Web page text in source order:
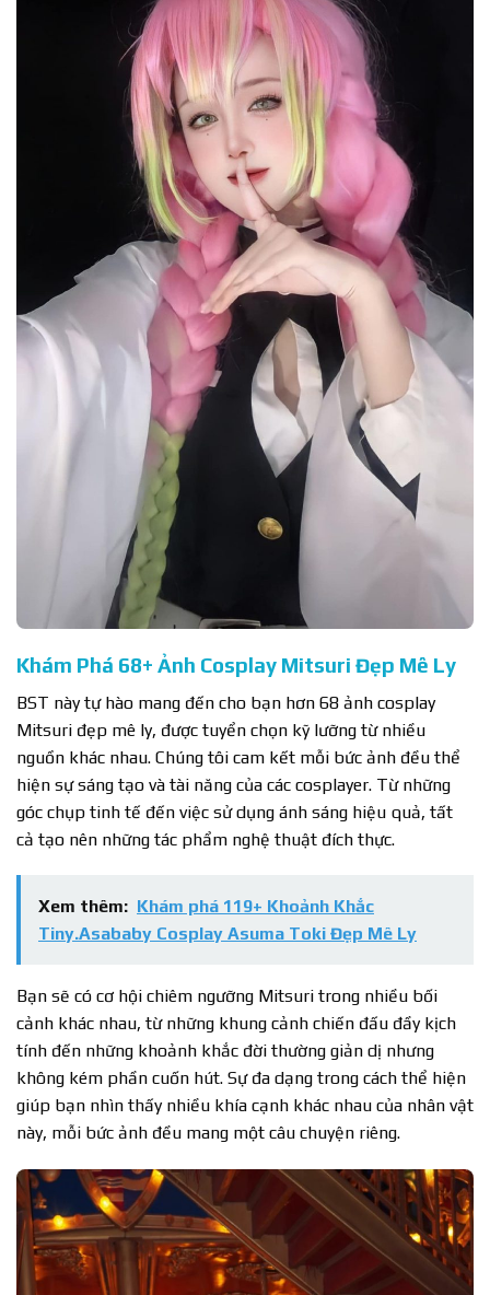
Khám Phá 68+ Ảnh Cosplay Mitsuri Đẹp Mê Ly
BST này tự hào mang đến cho bạn hơn 68 ảnh cosplay
Mitsuri đẹp mê ly, được tuyển chọn kỹ lưỡng từ nhiều
nguồn khác nhau. Chúng tôi cam kết mỗi bức ảnh đều thể
hiện sự sáng tạo và tài năng của các cosplayer. Từ những
góc chụp tinh tế đến việc sử dụng ánh sáng hiệu quả, tất
cả tạo nên những tác phẩm nghệ thuật đích thực.
Xem thêm: Khám phá 119+ Khoảnh Khắc
Tiny.Asababy Cosplay Asuma Toki Đẹp Mê Ly
Bạn sẽ có cơ hội chiêm ngưỡng Mitsuri trong nhiều bối
cảnh khác nhau, từ những khung cảnh chiến đấu đầy kịch
tính đến những khoảnh khắc đời thường giản dị nhưng
không kém phần cuốn hút. Sự đa dạng trong cách thể hiện
giúp bạn nhìn thấy nhiều khía cạnh khác nhau của nhân vật
này, mỗi bức ảnh đều mang một câu chuyện riêng.